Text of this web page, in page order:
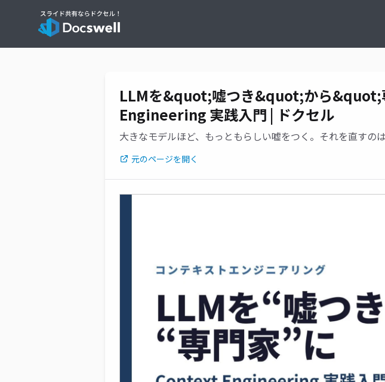
LLMを&quot;嘘つき&quot;から
Engineering 実践入門 | ドクセル
大きなモデルほど、もっともらしい嘘をつく。それを直すの
元のページを開く